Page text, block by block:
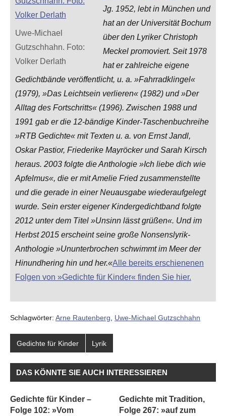
Uwe-Michael
Gutzschhahn. Foto:
Volker Derlath
Jg. 1952, lebt in München und
hat an der Universität Bochum
über den Lyriker Christoph
Meckel promoviert. Seit 1978
hat er zahlreiche eigene
Gedichtbände veröffentlicht, u. a. »Fahrradklingel«
(1979), »Das Leichtsein verlieren« (1982) und »Der
Alltag des Fortschritts« (1996). Zwischen 1988 und
1991 gab er die 12-bändige Kinder-Taschenbuchreihe
»RTB Gedichte« mit Texten u. a. von Ernst Jandl,
Oskar Pastior, Friederike Mayröcker und Sarah Kirsch
heraus. 2003 folgte die Anthologie »Ich liebe dich wie
Apfelmus«, die er mit Amelie Fried zusammenstellte
und die gerade in einer Neuausgabe wiederaufgelegt
wurde. Sein erster eigener Kindergedichtband folgte
2012 unter dem Titel »Unsinn lässt grüßen«. Und im
Herbst 2015 erscheint seine große Nonsenslyrik-
Anthologie »Ununterbrochen schwimmt im Meer der
Hinundhering hin und her.«Alle bereits erschienenen
Folgen von »Gedichte für Kinder« finden Sie hier.
Schlagwörter: Arne Rautenberg Uwe-Michael Gutzschhahn
Gedichte für Kinder Lyrik
DAS KÖNNTE SIE AUCH INTERESSIEREN
Gedichte für Kinder –
Folge 102: »Vom
Gedichte mit Tradition,
Folge 267: »auf zum